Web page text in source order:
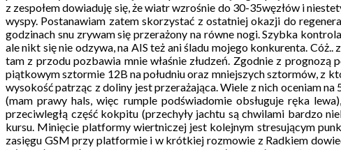
z zespołem dowiaduję się, że wiatr wzrośnie do 30-35węzłów i
wyspy. Postanawiam zatem skorzystać z ostatniej okazji do
godzinach snu zrywam się przerażony na równe nogi. Szybka
ale nikt się nie odzywa, na AIS też ani śladu mojego konkurenta.
tam z przodu pozbawia mnie właśnie złudzeń. Zgodnie z prognozą
piątkowym sztormie 12B na południu oraz mniejszych sztormów, z
wysokość patrząc z doliny jest przerażająca. Wiele z nich oceniam
(mam prawy hals, więc rumple podświadomie obsługuje ręka
przeciwległą część kokpitu (przechyły jachtu są chwilami bardzo
kursu. Minięcie platformy wiertniczej jest kolejnym stresującym
zasięgu GSM przy platformie i w krótkiej rozmowie z Radkiem